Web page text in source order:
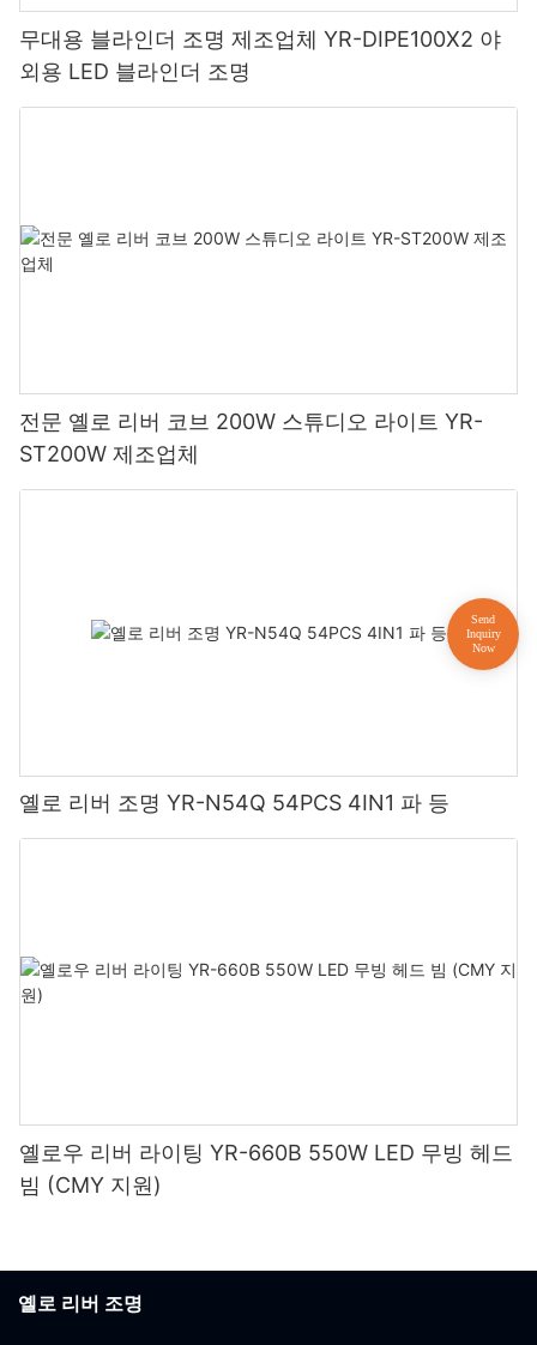
무대용 블라인더 조명 제조업체 YR-DIPE100X2 야
외용 LED 블라인더 조명
전문 옐로 리버 코브 200W 스튜디오 라이트 YR-
ST200W 제조업체
옐로 리버 조명 YR-N54Q 54PCS 4IN1 파 등
옐로우 리버 라이팅 YR-660B 550W LED 무빙 헤드
빔 (CMY 지원)
옐로 리버 조명